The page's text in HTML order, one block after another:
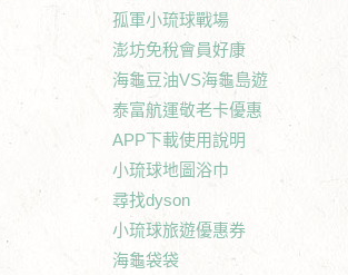
孤軍小琉球戰場
澎坊免稅會員好康
海龜豆油VS海龜島遊
泰富航運敬老卡優惠
APP下載使用說明
小琉球地圖浴巾
尋找dyson
小琉球旅遊優惠券
海龜袋袋